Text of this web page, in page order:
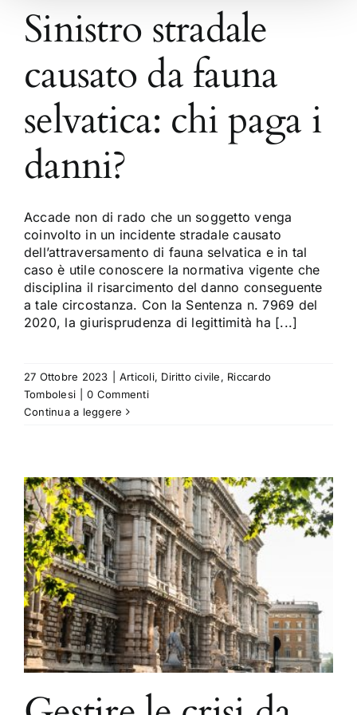
Sinistro stradale
causato da fauna
selvatica: chi paga i
danni?
Accade non di rado che un soggetto venga
coinvolto in un incidente stradale causato
dell’attraversamento di fauna selvatica e in tal
caso è utile conoscere la normativa vigente che
disciplina il risarcimento del danno conseguente
a tale circostanza. Con la Sentenza n. 7969 del
2020, la giurisprudenza di legittimità ha [...]
27 Ottobre 2023 Articoli, Diritto civile, Riccardo
Tombolesi
0 Commenti
Continua a leggere